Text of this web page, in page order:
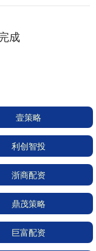
成
壹策略
利创智投
浙商配资
鼎茂策略
巨富配资